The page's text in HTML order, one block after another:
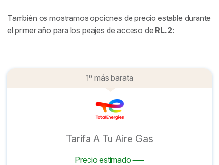
También os mostramos opciones de precio estable durante
el primer año para los peajes de acceso de RL.2:
1º más barata
Tarifa A Tu Aire Gas
Precio estimado